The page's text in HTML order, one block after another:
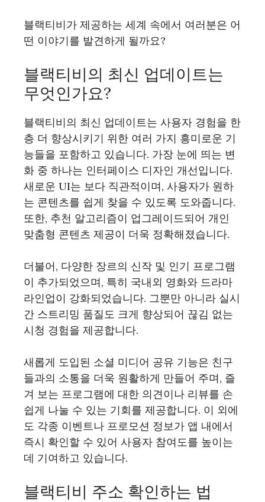
블랙티비가 제공하는 세계 속에서 여러분은 어
떤 이야기를 발견하게 될까요?
블랙티비의 최신 업데이트는
무엇인가요?
블랙티비의 최신 업데이트는 사용자 경험을 한
층 더 향상시키기 위한 여러 가지 흥미로운 기
능들을 포함하고 있습니다. 가장 눈에 띄는 변
화 중 하나는 인터페이스 디자인 개선입니다.
새로운 UI는 보다 직관적이며, 사용자가 원하
는 콘텐츠를 쉽게 찾을 수 있도록 도와줍니다.
또한, 추천 알고리즘이 업그레이드되어 개인
맞춤형 콘텐츠 제공이 더욱 정확해졌습니다.
더불어, 다양한 장르의 신작 및 인기 프로그램
이 추가되었으며, 특히 국내외 영화와 드라마
라인업이 강화되었습니다. 그뿐만 아니라 실시
간 스트리밍 품질도 크게 향상되어 끊김 없는
시청 경험을 제공합니다.
새롭게 도입된 소셜 미디어 공유 기능은 친구
들과의 소통을 더욱 원활하게 만들어 주며, 즐
겨 보는 프로그램에 대한 의견이나 리뷰를 손
쉽게 나눌 수 있는 기회를 제공합니다. 이 외에
도 각종 이벤트나 프로모션 정보가 앱 내에서
즉시 확인할 수 있어 사용자 참여도를 높이는
데 기여하고 있습니다.
블랙티비 주소 확인하는 법